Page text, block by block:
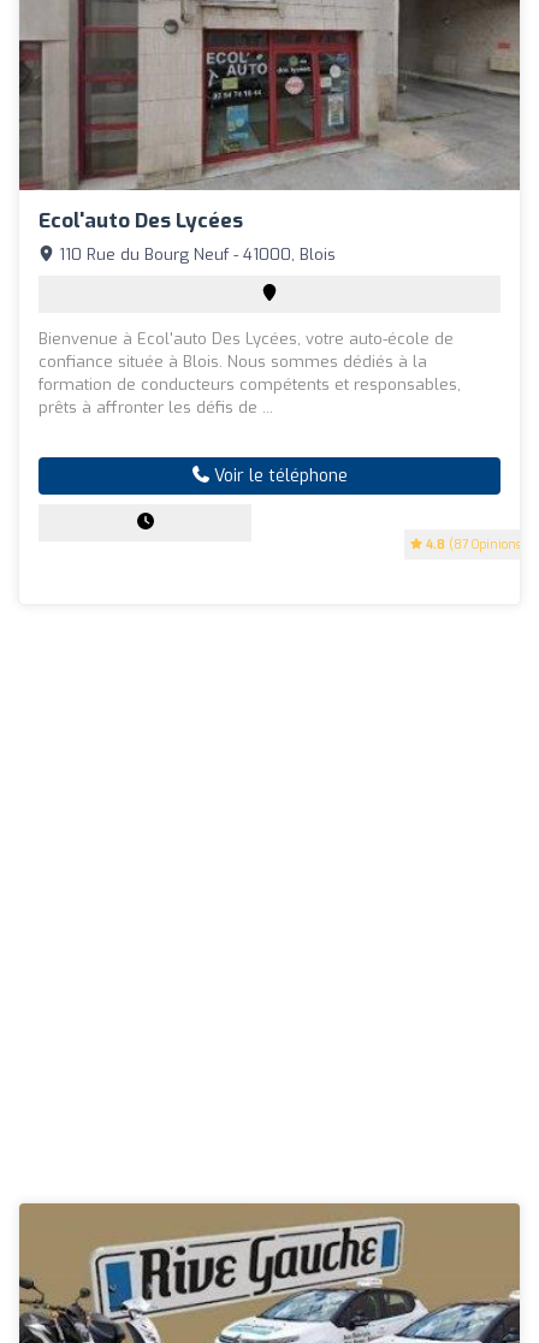
Ecol'auto Des Lycées
4.8 (87 Opinions)
110 Rue du Bourg Neuf - 41000, Blois
Bienvenue à Ecol'auto Des Lycées, votre auto-école de
confiance située à Blois. Nous sommes dédiés à la
formation de conducteurs compétents et responsables,
prêts à affronter les défis de ...
Voir le téléphone